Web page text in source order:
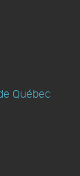
Québec